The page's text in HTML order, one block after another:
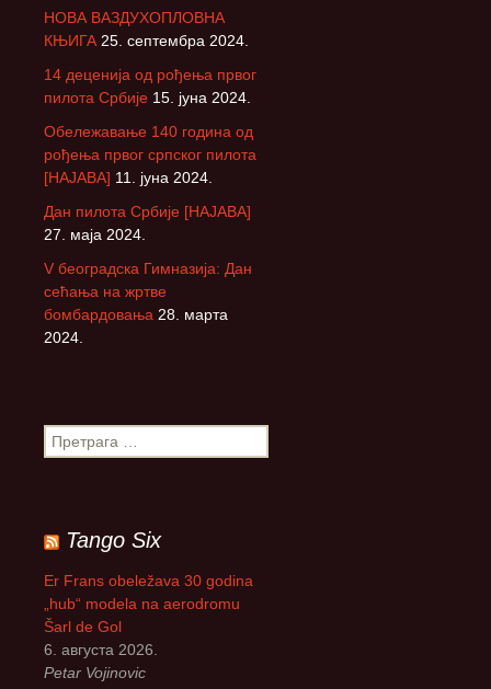
НОВА ВАЗДУХОПЛОВНА
КЊИГА 25. септембра 2024.
14 деценија од рођења првог
пилота Србије 15. јуна 2024.
Обележавање 140 година од
рођења првог српског пилота
[НАЈАВА] 11. јуна 2024.
Дан пилота Србије [НАЈАВА]
27. маја 2024.
V београдска Гимназија: Дан
сећања на жртве
бомбардовања 28. марта
2024.
П
р
а
г
а
з
а
:
Tango Six
Er Frans obeležava 30 godina
„hub“ modela na aerodromu
Šarl de Gol
6. августа 2026.
Petar Vojinovic